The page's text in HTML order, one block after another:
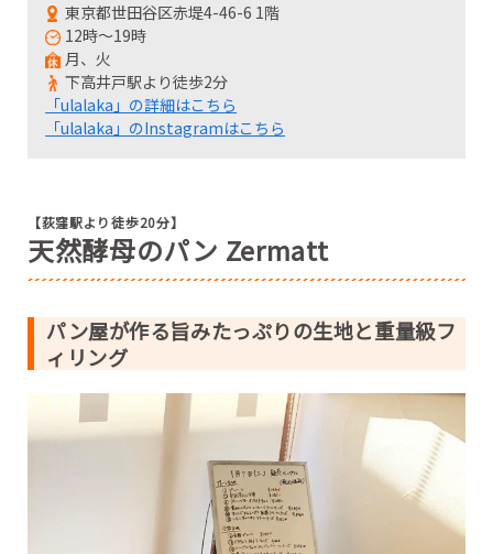
東京都世田谷区赤堤4-46-6 1階
12時～19時
月、火
下高井戸駅より徒歩2分
「ulalaka」の詳細はこちら
「ulalaka」のInstagramはこちら
【荻窪駅より徒歩20分】
天然酵母のパン Zermatt
パン屋が作る旨みたっぷりの生地と重量級フ
ィリング